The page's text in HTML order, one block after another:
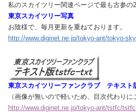
私のスカイツリー関連ページで最も古参の
東京スカイツリー写真
お陰様で、毎月更新を重ねております。
http://www.diginet.ne.jp/tokyo-ant/tokyo-
東京スカイツリーファンクラブ テキスト
（画像が無いので軽いため、目次代わりに
http://www.diginet.ne.jp/tokyo-ant/tstfc/